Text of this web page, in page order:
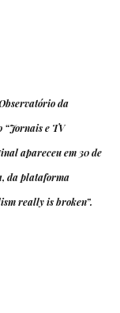
da
“Jornais e TV
apareceu em 30 de
da plataforma
really is broken”.